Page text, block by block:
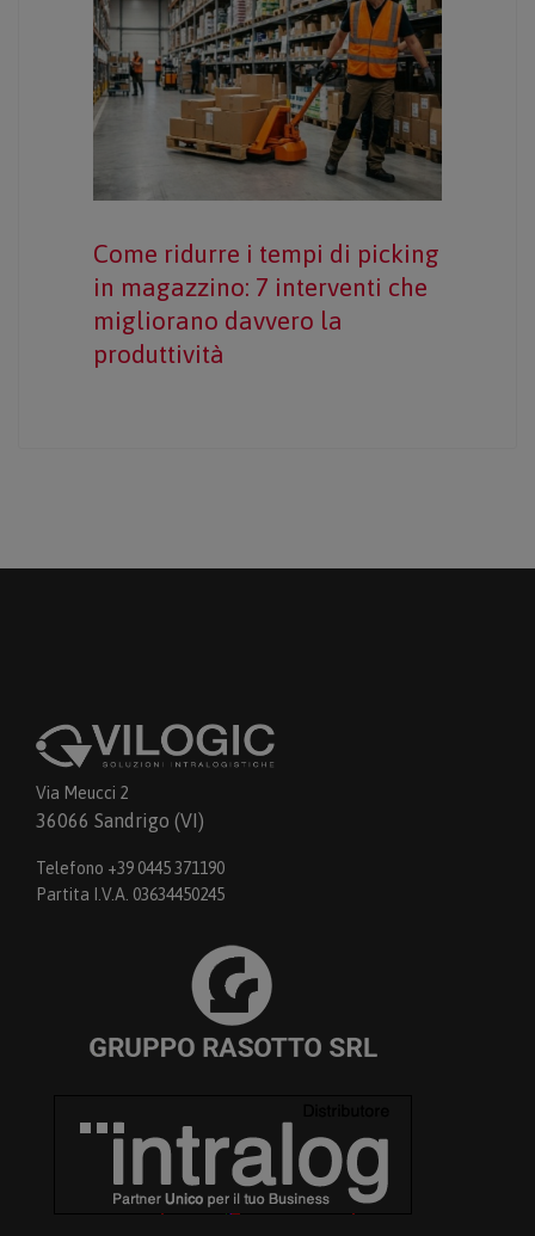
Come ridurre i tempi di picking
in magazzino: 7 interventi che
migliorano davvero la
produttività
Via Meucci 2
36066 Sandrigo (VI)
Telefono +39 0445 371190
Partita I.V.A. 03634450245